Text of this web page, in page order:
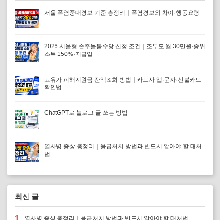
서울 폭염중대경보 기준 총정리｜폭염경보와 차이·행동요령
2026 서울형 손주돌봄수당 신청 조건｜조부모 월 30만원·중위
소득 150%·지급일
고유가 피해지원금 잔액조회 방법｜카드사 앱·문자·선불카드
확인법
ChatGPT로 블로그 글 쓰는 방법
열사병 증상 총정리｜응급처치 방법과 반드시 알아야 할 대처
법
최신 글
열사병 증상 총정리｜응급처치 방법과 반드시 알아야 할 대처법